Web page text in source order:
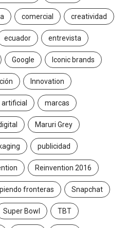
comercial creatividad
ecuador entrevista
Google Iconic brands
Innovation
marcas
Maruri Grey
publicidad
Reinvention 2016
fronteras Snapchat
Super Bowl TBT